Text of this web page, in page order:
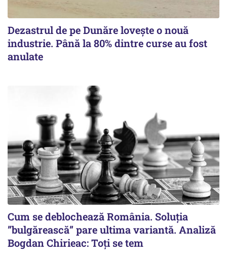
Dezastrul de pe Dunăre lovește o nouă
industrie. Până la 80% dintre curse au fost
anulate
Cum se deblochează România. Soluția
”bulgărească” pare ultima variantă. Analiză
Bogdan Chirieac: Toți se tem